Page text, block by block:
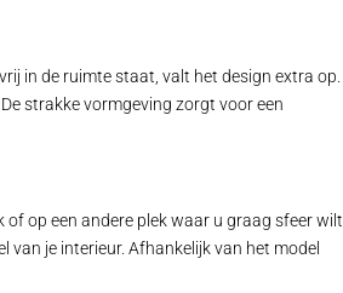
in de ruimte staat, valt het design extra op.
strakke vormgeving zorgt voor een
of op een andere plek waar u graag sfeer wilt
van je interieur. Afhankelijk van het model